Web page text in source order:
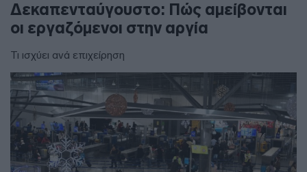
Δεκαπενταύγουστο: Πώς αμείβονται
οι εργαζόμενοι στην αργία
Τι ισχύει ανά επιχείρηση